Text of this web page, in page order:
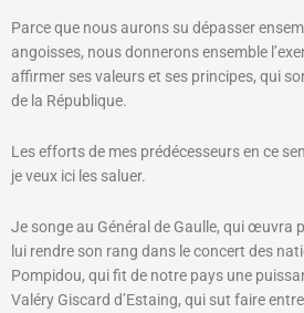
Parce que nous aurons su dépasser
angoisses, nous donnerons ensemble
affirmer ses valeurs et ses principes, qui
de la République.
Les efforts de mes prédécesseurs en ce
je veux ici les saluer.
Je songe au Général de Gaulle, qui œuvra
lui rendre son rang dans le concert des
Pompidou, qui fit de notre pays une
Valéry Giscard d’Estaing, qui sut faire